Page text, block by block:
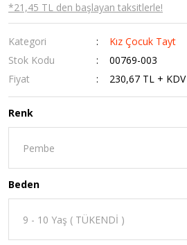
*21,45 TL den başlayan taksitlerle!
Kategori
Kız Çocuk Tayt
Stok Kodu
00769-003
Fiyat
230,67 TL + KDV
Renk
Beden